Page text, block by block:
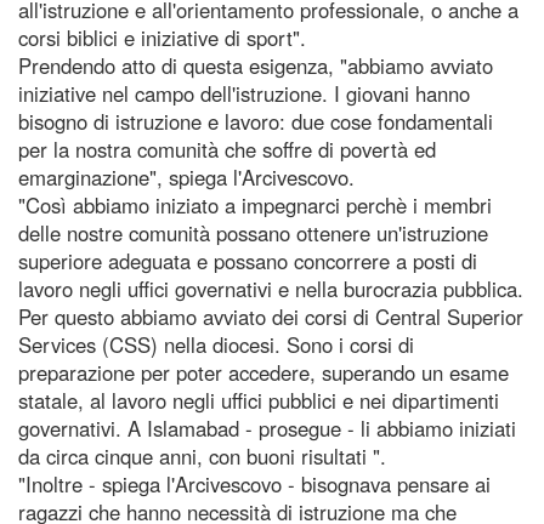
all'istruzione e all'orientamento professionale, o anche a
corsi biblici e iniziative di sport".
Prendendo atto di questa esigenza, "abbiamo avviato
iniziative nel campo dell'istruzione. I giovani hanno
bisogno di istruzione e lavoro: due cose fondamentali
per la nostra comunità che soffre di povertà ed
emarginazione", spiega l'Arcivescovo.
"Così abbiamo iniziato a impegnarci perchè i membri
delle nostre comunità possano ottenere un'istruzione
superiore adeguata e possano concorrere a posti di
lavoro negli uffici governativi e nella burocrazia pubblica.
Per questo abbiamo avviato dei corsi di Central Superior
Services (CSS) nella diocesi. Sono i corsi di
preparazione per poter accedere, superando un esame
statale, al lavoro negli uffici pubblici e nei dipartimenti
governativi. A Islamabad - prosegue - li abbiamo iniziati
da circa cinque anni, con buoni risultati ".
"Inoltre - spiega l'Arcivescovo - bisognava pensare ai
ragazzi che hanno necessità di istruzione ma che